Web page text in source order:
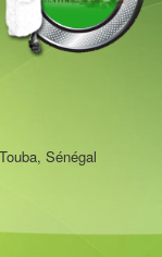
Sénégal